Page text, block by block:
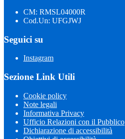
CM: RMSL04000R
Cod.Un: UFGJWJ
Seguici su
Instagram
Sezione Link Utili
Cookie policy
Note legali
Informativa Privacy
Ufficio Relazioni con il Pubblico
Dichiarazione di accessibilità